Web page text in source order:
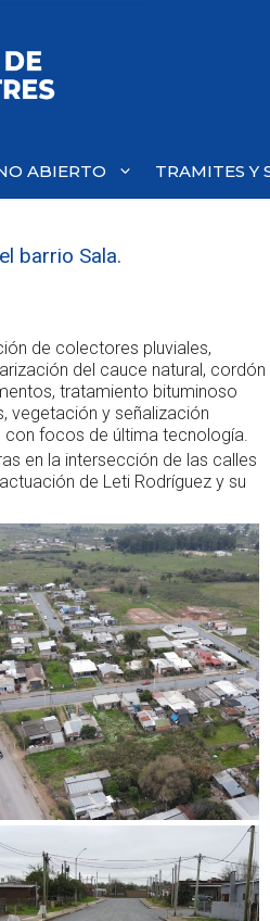
ABIERTO TRAMITES Y
barrio Sala.
de colectores pluviales,
del cauce natural, cordón
tratamiento bituminoso
vegetación y señalización
focos de última tecnología.
en la intersección de las calles
de Leti Rodríguez y su